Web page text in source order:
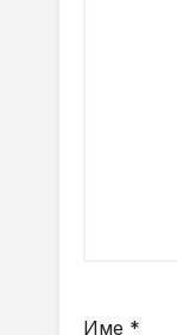
Име *